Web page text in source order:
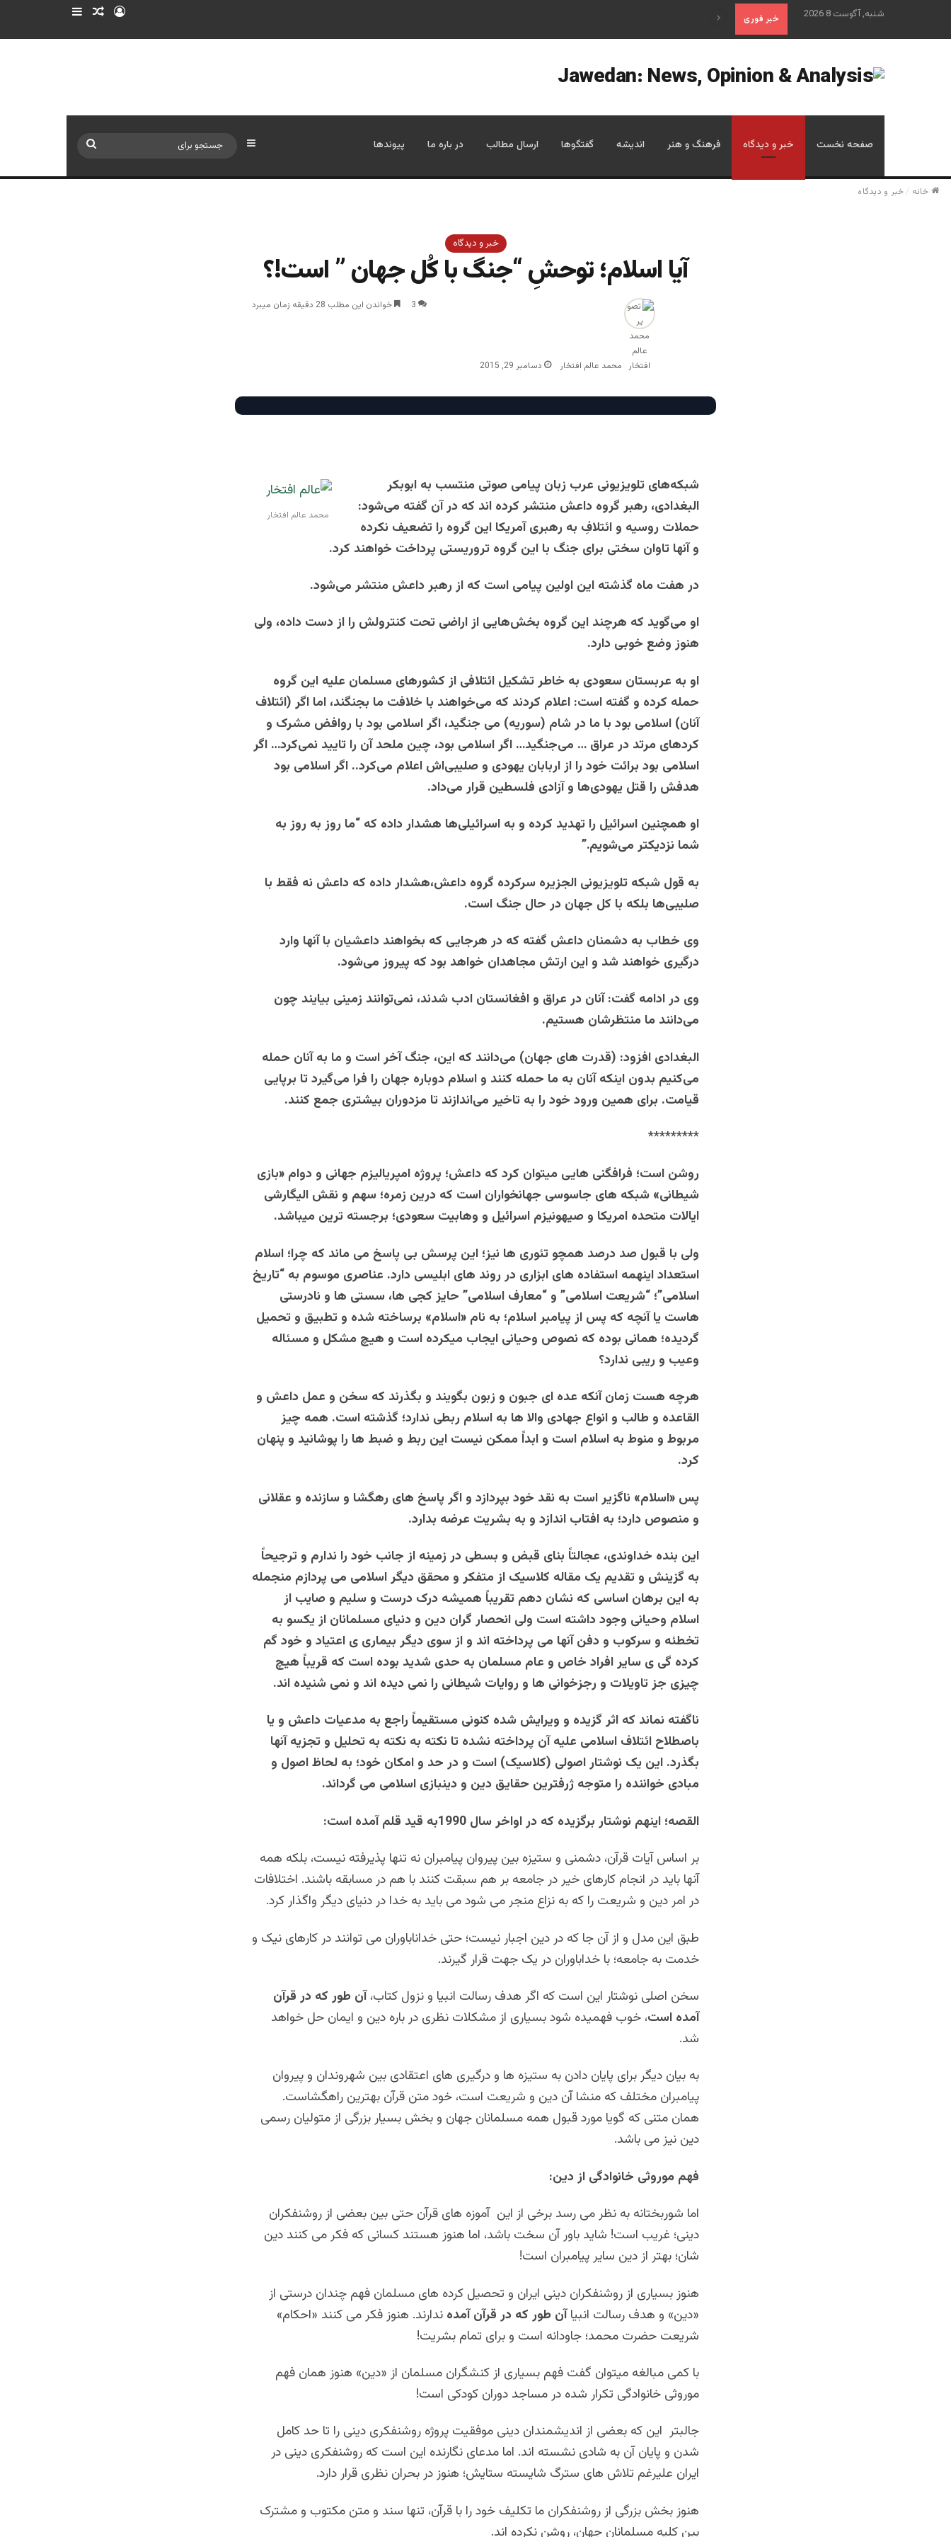
شنبه, آگوست 8 2026 خبر فوری علم تاریخ ورود نوشته تصادفی
صفحه نخست خبر و دیدگاه فرهنگ و هنر اندیشه گفتگوها ارسال مطالب در باره ما پیوندها سایدبار
خانه /خبر و دیدگاه
خبر و دیدگاه
آیا اسلام؛ توحشِ “جنگ با کُل جهان ” است!؟
محمد عالم افتخار دسامبر 29, 2015
3 خواندن این مطلب 28 دقیقه زمان میبرد
محمد عالم افتخار
شبکه‌های تلویزیونی عرب زبان پیامی صوتی منتسب به ابوبکر
البغدادی، رهبر گروه داعش منتشر کرده ‌اند که در آن گفته می‌شود:
حملات روسیه و ائتلافِ به رهبری آمریکا این گروه را تضعیف نکرده
و آنها تاوان سختی برای جنگ با این گروه تروریستی پرداخت خواهند کرد.
در هفت ماه گذشته این اولین پیامی است که از رهبر داعش منتشر می‌شود.
او می‌گوید که هرچند این گروه بخش‌هایی از اراضی تحت کنترولش را از دست داده، ولی
هنوز وضع خوبی دارد.
او به عربستان سعودی به خاطر تشکیل ائتلافی از کشورهای مسلمان علیه این گروه
حمله کرده و گفته است: اعلام کردند که می‌خواهند با خلافت ما بجنگند، اما اگر (ائتلاف
آنان) اسلامی بود با ما در شام (سوریه) می جنگید، اگر اسلامی بود با روافض مشرک و
کردهای مرتد در عراق … می‌جنگید… اگر اسلامی بود، چین ملحد آن را تایید نمی‌کرد… اگر
اسلامی بود برائت خود را از اربابان یهودی و صلیبی‌اش اعلام می‌کرد.. اگر اسلامی بود
هدفش را قتل یهودی‌ها و آزادی فلسطین قرار می‌داد.
او همچنین اسرائیل را تهدید کرده و به اسرائیلی‌ها هشدار داده که “ما روز به روز به
شما نزدیکتر می‌شویم.”
به قول شبکه تلویزیونی الجزیره سرکرده گروه داعش،هشدار داده که داعش نه فقط با
صلیبی‌ها بلکه با کل جهان در حال جنگ است.
وی خطاب به دشمنان داعش گفته که در هرجایی که بخواهند داعشیان با آنها وارد
درگیری خواهند شد و این ارتش مجاهدان خواهد بود که پیروز می‌شود.
وی در ادامه گفت: آنان در عراق و افغانستان ادب شدند، نمی‌توانند زمینی بیایند چون
می‌دانند ما منتظرشان هستیم.
البغدادی افزود: (قدرت های جهان) می‌دانند که این، جنگ آخر است و ما به آنان حمله
می‌کنیم بدون اینکه آنان به ما حمله کنند و اسلام دوباره جهان را فرا می‌گیرد تا برپایی
قیامت. برای همین ورود خود را به تاخیر می‌اندازند تا مزدوران بیشتری جمع کنند.
*********
روشن است؛ فرافگنی هایی میتوان کرد که داعش؛ پروژه امپریالیزم جهانی و دوام «بازی
شیطانی» شبکه های جاسوسی جهانخواران است که درین زمره؛ سهم و نقش الیگارشی
ایالات متحده امریکا و صیهونیزم اسرائیل و وهابیت سعودی؛ برجسته ترین میباشد.
ولی با قبول صد درصد همچو تئوری ها نیز؛ این پرسش بی پاسخ می ماند که چرا؛ اسلام
استعداد اینهمه استفاده های ابزاری در روند های ابلیسی دارد. عناصری موسوم به “تاریخ
اسلامی”؛ “شریعت اسلامی” و “معارف اسلامی” حایز کجی ها، سستی ها و نادرستی
هاست یا آنچه که پس از پیامبر اسلام؛ به نام «اسلام» برساخته شده و تطبیق و تحمیل
گردیده؛ همانی بوده که نصوص وحیانی ایجاب میکرده است و هیچ مشکل و مسئاله
وعیب و ریبی ندارد؟
هرچه هست زمان آنکه عده ای جبون و زبون بگویند و بگذرند که سخن و عمل داعش و
القاعده و طالب و انواع جهادی والا ها به اسلام ربطی ندارد؛ گذشته است. همه چیز
مربوط و منوط به اسلام است و ابداً ممکن نیست این ربط و ضبط ها را پوشانید و پنهان
کرد.
پس «اسلام» ناگزیر است به نقد خود بپردازد و اگر پاسخ های رهگشا و سازنده و عقلانی
و منصوص دارد؛ به افتاب اندازد و به بشریت عرضه بدارد.
این بنده خداوندی، عجالتاً بنای قبض و بسطی در زمینه از جانب خود را ندارم و ترجیحاً
به گزینش و تقدیم یک مقاله کلاسیک از متفکر و محقق دیگر اسلامی می پردازم منجمله
به این برهان اساسی که نشان دهم تقریباً همیشه درک درست و سلیم و صایب از
اسلام وحیانی وجود داشته است ولی انحصار گران دین و دنیای مسلمانان از یکسو به
تخطئه و سرکوب و دفن آنها می پرداخته اند و از سوی دیگر بیماری ی اعتیاد و خود گم
کرده گی ی سایر افراد خاص و عام مسلمان به حدی شدید بوده است که قریباً هیچ
چیزی جز تاویلات و رجزخوانی ها و روایات شیطانی را نمی دیده اند و نمی شنیده اند.
ناگفته نماند که اثر گزیده و ویرایش شده کنونی مستقیماً راجع به مدعیات داعش و یا
باصطلاح ائتلاف اسلامی علیه آن پرداخته نشده تا نکته به نکته به تحلیل و تجزیه آنها
بگذرد. این یک نوشتار اصولی (کلاسیک) است و در حد و امکان خود؛ به لحاظ اصول و
مبادی خواننده را متوجه ژرفترین حقایق دین و دینبازی اسلامی می گرداند.
القصه؛ اینهم نوشتار برگزیده که در اواخر سال 1990به قید قلم آمده است:
بر اساس آیات قرآن، دشمنی و ستیزه بین پیروان پیامبران نه تنها پذیرفته نیست، بلکه همه
آنها باید در انجام کارهای خیر در جامعه بر هم سبقت کنند با هم در مسابقه باشند. اختلافات
در امر دین و شریعت را که به نزاع منجر می شود می باید به خدا در دنیای دیگر واگذار کرد.
طبق این مدل و از آن جا که در دین اجبار نیست؛ حتی خداناباوران می توانند در کارهای نیک و
خدمت به جامعه؛ با خداباوران در یک جهت قرار گیرند.
سخن اصلی نوشتار این است که اگر هدف رسالت انبیا و نزول کتاب،آن طور که در قرآن
آمده است، خوب فهمیده شود بسیاری از مشکلات نظری در باره دین و ایمان حل خواهد
شد.
به بیان دیگر برای پایان دادن به ستیزه ها و درگیری های اعتقادی بین شهروندان و پیروان
پیامبران مختلف که منشا آن دین و شریعت است، خود متن قرآن بهترین راهگشاست.
همان متنی که گویا مورد قبول همه مسلمانان جهان و بخش بسیار بزرگی از متولیان رسمی
دین نیز می باشد.
فهم موروثی خانوادگی از دین:
اما شوربختانه به نظر می رسد برخی از این آموزه های قرآن حتی بین بعضی از روشنفکران
دینی؛ غریب است! شاید باور آن سخت باشد، اما هنوز هستند کسانی که فکر می کنند دین
شان؛ بهتر از دین سایر پیامبران است!
هنوز بسیاری از روشنفکران دینی ایران و تحصیل کرده های مسلمان فهم چندان درستی از
«دین» و هدف رسالت انبیاآن طور که در قرآن آمده ندارند. هنوز فکر می کنند «احکام»
شریعت حضرت محمد؛ جاودانه است و برای تمام بشریت!
با کمی مبالغه میتوان گفت فهم بسیاری از کنشگران مسلمان از «دین» هنوز همان فهم
موروثی خانوادگی تکرار شده در مساجد دوران کودکی است!
جالبتر این که بعضی از اندیشمندان دینی موفقیت پروژه روشنفکری دینی را تا حد کامل
شدن و پایان آن به شادی نشسته اند. اما مدعای نگارنده این است که روشنفکری دینی در
ایران علیرغم تلاش های سترگ شایسته ستایش؛ هنوز در بحران نظری قرار دارد.
هنوز بخش بزرگی از روشنفکران ما تکلیف خود را با قرآن، تنها سند و متن مکتوب و مشترک
بین کلیه مسلمانان جهان، روشن نکرده اند.